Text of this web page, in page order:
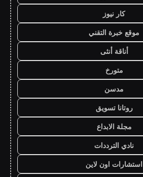
كار نيوز
موقع خبرة التقني
أناقة أنثى
متورخ
مدسن
روتانا تسويق
مجلة الابداع
نادي الترددات
استشارات اون لاين